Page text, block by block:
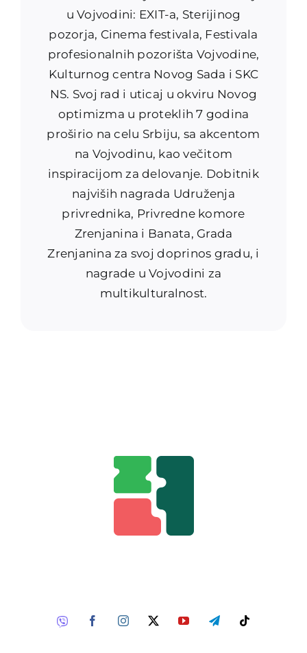
u Vojvodini: EXIT-a, Sterijinog
pozorja, Cinema festivala, Festivala
profesionalnih pozorišta Vojvodine,
Kulturnog centra Novog Sada i SKC
NS. Svoj rad i uticaj u okviru Novog
optimizma u proteklih 7 godina
proširio na celu Srbiju, sa akcentom
na Vojvodinu, kao večitom
inspiracijom za delovanje. Dobitnik
najviših nagrada Udruženja
privrednika, Privredne komore
Zrenjanina i Banata, Grada
Zrenjanina za svoj doprinos gradu, i
nagrade u Vojvodini za
multikulturalnost.